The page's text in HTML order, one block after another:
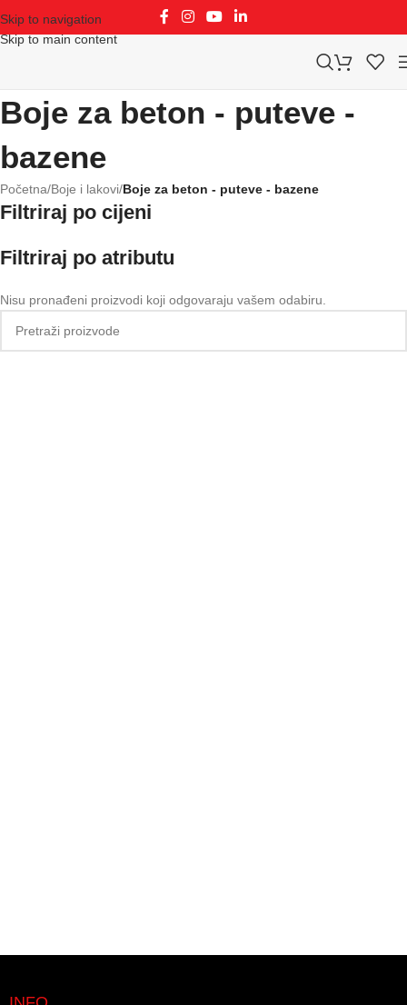
Skip to navigation
Skip to main content
Boje za beton - puteve -
bazene
Početna/Boje i lakovi/Boje za beton - puteve - bazene
Filtriraj po cijeni
Filtriraj po atributu
Nisu pronađeni proizvodi koji odgovaraju vašem odabiru.